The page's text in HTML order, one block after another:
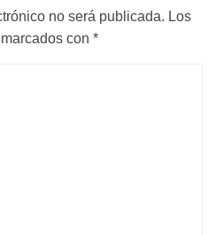
no será publicada. Los
con *